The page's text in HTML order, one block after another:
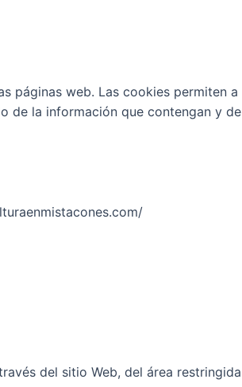
páginas web. Las cookies permiten
de la información que contengan y
del sitio Web, del área